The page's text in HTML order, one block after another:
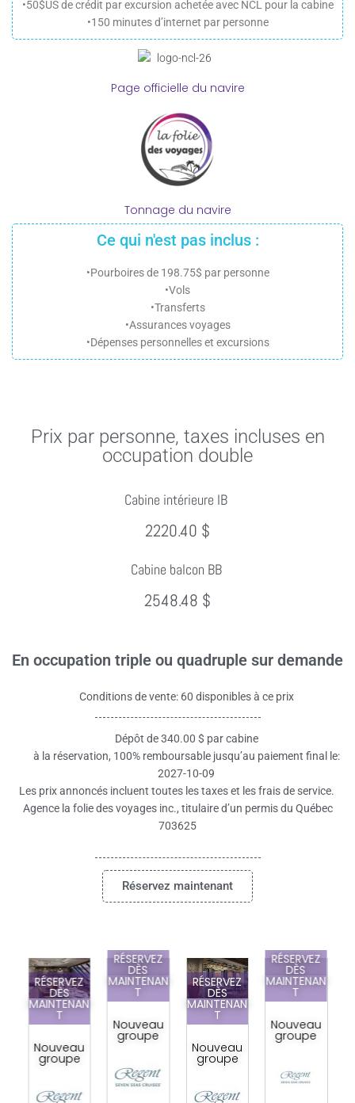
•50$US de crédit par excursion achetée avec NCL pour la cabine
•150 minutes d’internet par personne
Page officielle du navire
Tonnage du navire
Ce qui n'est pas inclus :
•Pourboires de 198.75$ par personne
•Vols
•Transferts
•Assurances voyages
•Dépenses personnelles et excursions
Prix par personne, taxes incluses en
occupation double
Cabine intérieure IB
2220.40 $
Cabine balcon BB
2548.48 $
En occupation triple ou quadruple sur demande
Conditions de vente: 60 disponibles à ce prix
Dépôt de 340.00 $ par cabine
à la réservation, 100% remboursable jusqu’au paiement final le:
2027-10-09
Les prix annoncés incluent toutes les taxes et les frais de service.
Agence la folie des voyages inc., titulaire d’un permis du Québec
703625
Réservez maintenant
RÉSERVEZ
DÈS
MAINTENAN
T
Nouveau
groupe
RÉSERVEZ
DÈS
MAINTENAN
T
Nouveau
groupe
RÉSERVEZ
DÈS
MAINTENAN
T
Nouveau
groupe
RÉSERVEZ
DÈS
MAINTENAN
T
Nouveau
groupe